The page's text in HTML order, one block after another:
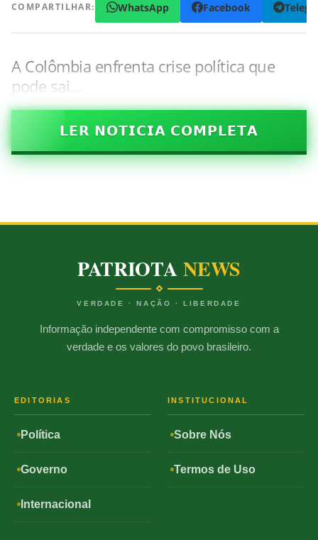
COMPARTILHAR: WhatsApp Facebook
A Colômbia enfrenta crise política que
pode sai…
𝗟𝗘𝗥 𝗡𝗢𝗧𝗜𝗖𝗜𝗔 𝗖𝗢𝗠𝗣𝗟𝗘𝗧𝗔
PATRIOTANEWS
VERDADE · NAÇÃO · LIBERDADE
Informação independente com compromisso com a
verdade e os valores do povo brasileiro.
EDITORIAS
Política
Governo
Internacional
INSTITUCIONAL
Sobre Nós
Termos de Uso